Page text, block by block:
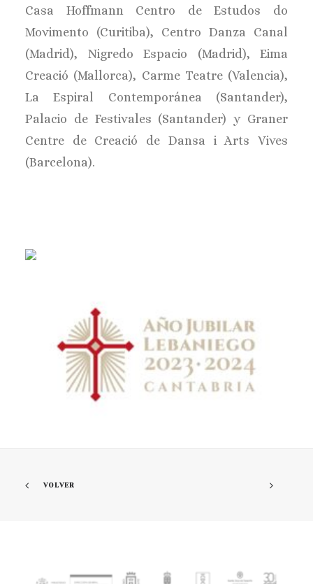
Casa Hoffmann Centro de Estudos do
Movimento (Curitiba), Centro Danza Canal
(Madrid), Nigredo Espacio (Madrid), Eima
Creació (Mallorca), Carme Teatre (Valencia),
La Espiral Contemporánea (Santander),
Palacio de Festivales (Santander) y Graner
Centre de Creació de Dansa i Arts Vives
(Barcelona).
VOLVER